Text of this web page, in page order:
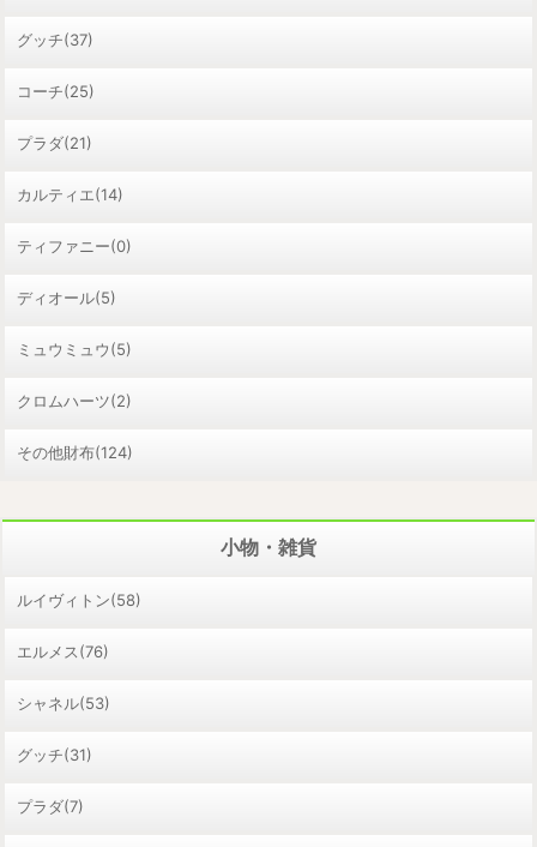
グッチ(37)
コーチ(25)
プラダ(21)
カルティエ(14)
ティファニー(0)
ディオール(5)
ミュウミュウ(5)
クロムハーツ(2)
その他財布(124)
小物・雑貨
ルイヴィトン(58)
エルメス(76)
シャネル(53)
グッチ(31)
プラダ(7)